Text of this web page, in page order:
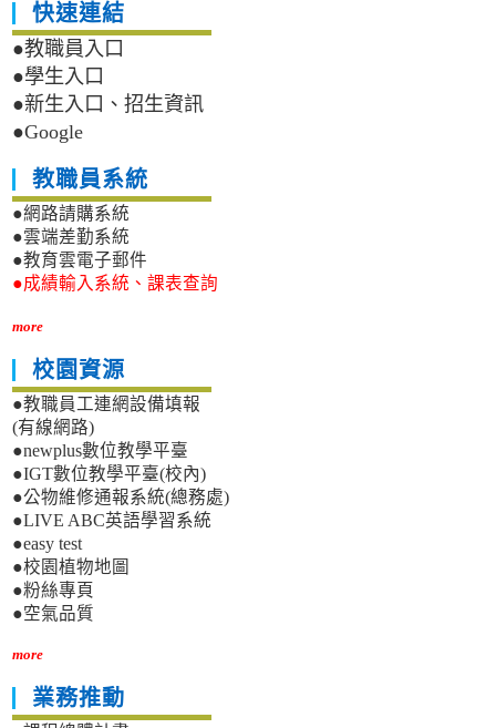
快速連結
●教職員入口
●學生入口
●新生入口、招生資訊
●Google
教職員系統
●網路請購系統
●雲端差勤系統
●教育雲電子郵件
●成績輸入系統、課表查詢
more
校園資源
●教職員工連網設備填報
(有線網路)
●newplus數位教學平臺
●IGT數位教學平臺(校內)
●公物維修通報系統(總務處)
●LIVE ABC英語學習系統
●easy test
●校園植物地圖
●粉絲專頁
●空氣品質
more
業務推動